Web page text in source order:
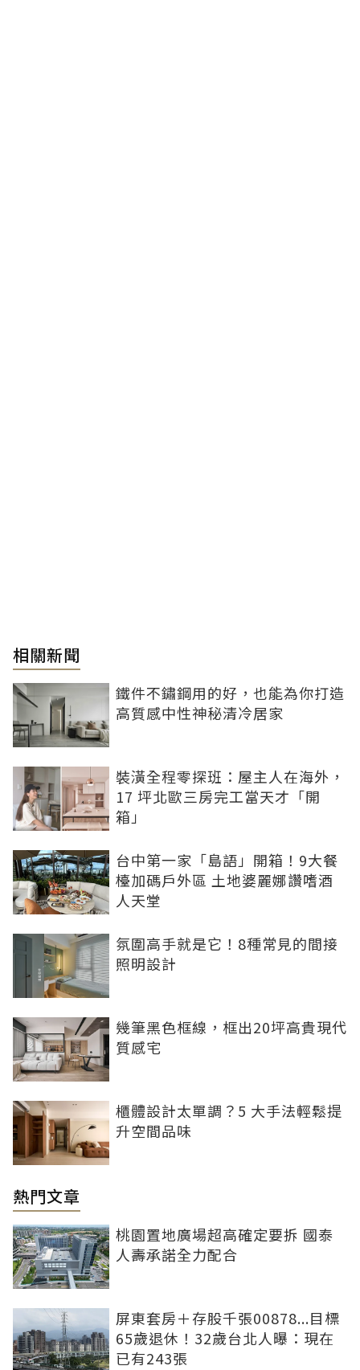
相關新聞
鐵件不鏽鋼用的好，也能為你打造
高質感中性神秘清冷居家
裝潢全程零探班：屋主人在海外，
17 坪北歐三房完工當天才「開
箱」
台中第一家「島語」開箱！9大餐
檯加碼戶外區 土地婆麗娜讚嗜酒
人天堂
氛圍高手就是它！8種常見的間接
照明設計
幾筆黑色框線，框出20坪高貴現代
質感宅
櫃體設計太單調？5 大手法輕鬆提
升空間品味
熱門文章
桃園置地廣場超高確定要拆 國泰
人壽承諾全力配合
屏東套房＋存股千張00878...目標
65歲退休！32歲台北人曝：現在
已有243張